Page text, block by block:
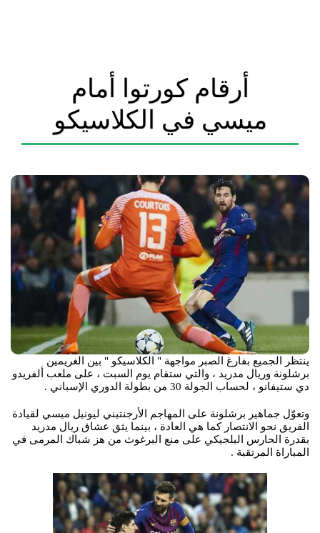
أرقام كورتوا أمام
ميسي في الكلاسيكو
ينتظر الجميع بفارغ الصبر مواجهة " الكلاسيكو " بين الغريمين
برشلونة وريال مدريد ، والتي ستقام يوم السبت ، على ملعب ألفريدو
دي ستيفانو ، لحساب الجولة 30 من بطولة الدوري الإسباني .
وتعوّل جماهير برشلونة على المهاجم الأرجنتيني ليونيل ميسي لقيادة
الفريق نحو الانتصار كما هي العادة ، بينما يثق عشاق ريال مدريد
بقدرة الحارس البلجيكي على منع البرغوث من هز شباك المرمى في
المباراة المرتقبة .